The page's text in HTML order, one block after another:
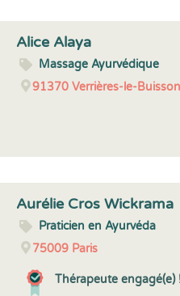
Alice Alaya
Massage Ayurvédique
91370Verrières-le-Buisson
Aurélie Cros Wickrama
Praticien en Ayurvéda
75009 Paris
Thérapeute engagé(e)